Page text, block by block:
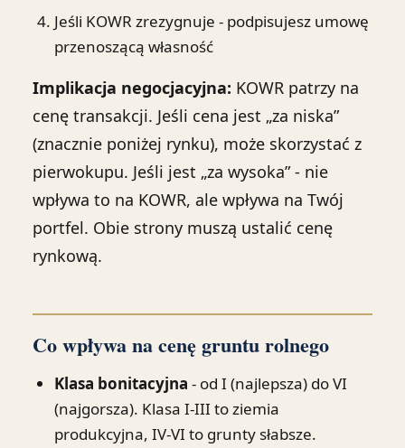
Jeśli KOWR zrezygnuje - podpisujesz umowę
przenoszącą własność
Implikacja negocjacyjna: KOWR patrzy na
cenę transakcji. Jeśli cena jest „za niska”
(znacznie poniżej rynku), może skorzystać z
pierwokupu. Jeśli jest „za wysoka” - nie
wpływa to na KOWR, ale wpływa na Twój
portfel. Obie strony muszą ustalić cenę
rynkową.
Co wpływa na cenę gruntu rolnego
Klasa bonitacyjna - od I (najlepsza) do VI
(najgorsza). Klasa I-III to ziemia
produkcyjna, IV-VI to grunty słabsze.